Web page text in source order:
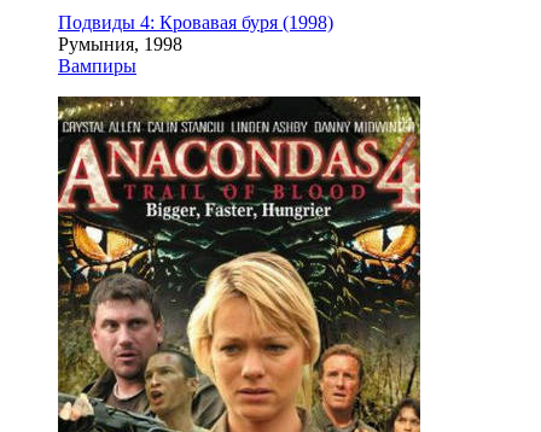
Подвиды 4: Кровавая буря (1998)
Румыния, 1998
Вампиры